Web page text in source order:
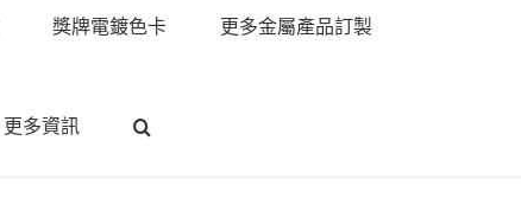
獎牌電鍍色卡 更多金屬產品訂製
更多資訊